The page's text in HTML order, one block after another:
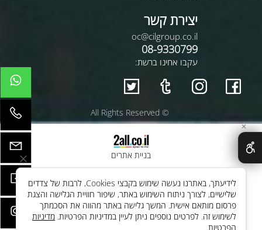
יצירת קשר
oc@cilgroup.co.il
08-9330799
עקבו אחינו ברשת:
© All Rights Reserved
בניית אתרים
✕
לידיעתך, באתרנו נעשה שימוש בקבצי Cookies, לרבות של צדדים
שלישיים, לצורך ניתוח השימוש באתר, שיפור חוויית הגלישה והצגת
פרסום מותאם אישית. המשך גלישה באתר מהווה את הסכמתך
לשימוש זה. לפרטים נוספים ניתן לעיין במדיניות הפרטיות. מדיניות
הפרטיות